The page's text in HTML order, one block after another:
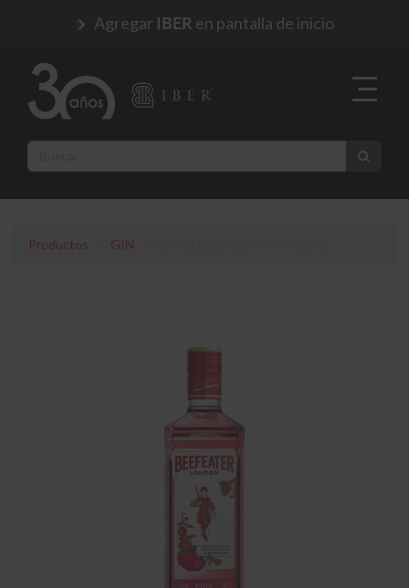
Agregar IBER en pantalla de inicio
Productos GIN